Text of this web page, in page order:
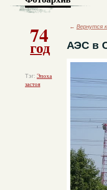
74
год
Тэг: Эпоха
застоя
← Вернутся
АЭС в